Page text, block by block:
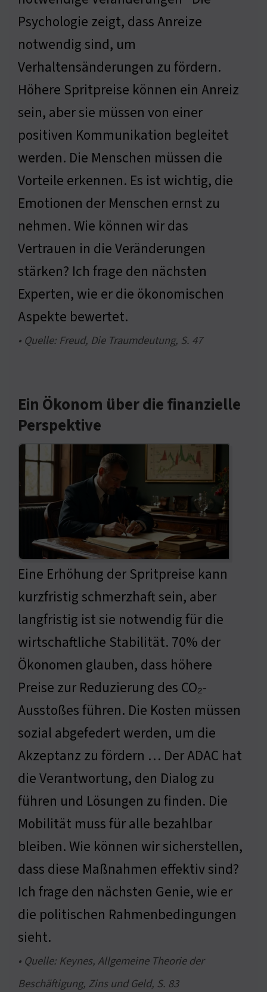
Psychologie zeigt, dass Anreize
notwendig sind, um
Verhaltensänderungen zu fördern.
Höhere Spritpreise können ein Anreiz
sein, aber sie müssen von einer
positiven Kommunikation begleitet
werden. Die Menschen müssen die
Vorteile erkennen. Es ist wichtig, die
Emotionen der Menschen ernst zu
nehmen. Wie können wir das
Vertrauen in die Veränderungen
stärken? Ich frage den nächsten
Experten, wie er die ökonomischen
Aspekte bewertet.
• Quelle: Freud, Die Traumdeutung, S. 47
Ein Ökonom über die finanzielle
Perspektive
Eine Erhöhung der Spritpreise kann
kurzfristig schmerzhaft sein, aber
langfristig ist sie notwendig für die
wirtschaftliche Stabilität. 70% der
Ökonomen glauben, dass höhere
Preise zur Reduzierung des CO₂-
Ausstoßes führen. Die Kosten müssen
sozial abgefedert werden, um die
Akzeptanz zu fördern … Der ADAC hat
die Verantwortung, den Dialog zu
führen und Lösungen zu finden. Die
Mobilität muss für alle bezahlbar
bleiben. Wie können wir sicherstellen,
dass diese Maßnahmen effektiv sind?
Ich frage den nächsten Genie, wie er
die politischen Rahmenbedingungen
sieht.
• Quelle: Keynes, Allgemeine Theorie der
Beschäftigung, Zins und Geld, S. 83